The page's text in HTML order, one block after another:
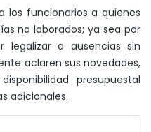
funcionarios a quienes
no laborados; ya sea por
legalizar o ausencias sin
aclaren sus novedades,
presupuestal
adicionales.